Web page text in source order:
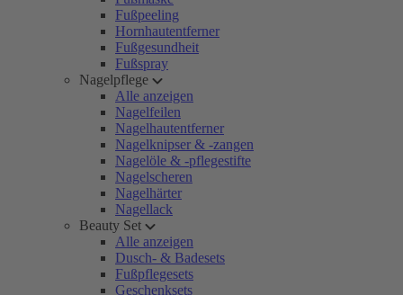
Fußpeeling
Hornhautentferner
Fußgesundheit
Fußspray
Nagelpflege
Alle anzeigen
Nagelfeilen
Nagelhautentferner
Nagelknipser & -zangen
Nagelöle & -pflegestifte
Nagelscheren
Nagelhärter
Nagellack
Beauty Set
Alle anzeigen
Dusch- & Badesets
Fußpflegesets
Geschenksets